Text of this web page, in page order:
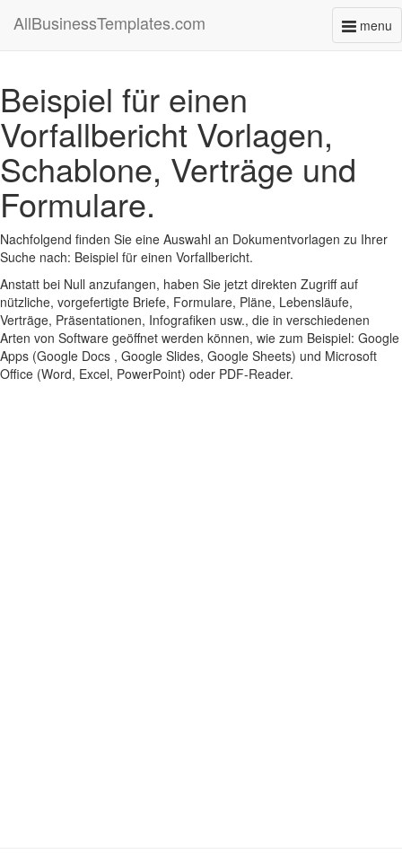
menu
AllBusinessTemplates.com
Beispiel für einen
Vorfallbericht Vorlagen,
Schablone, Verträge und
Formulare.
Nachfolgend finden Sie eine Auswahl an Dokumentvorlagen zu Ihrer
Suche nach: Beispiel für einen Vorfallbericht.
Anstatt bei Null anzufangen, haben Sie jetzt direkten Zugriff auf
nützliche, vorgefertigte Briefe, Formulare, Pläne, Lebensläufe,
Verträge, Präsentationen, Infografiken usw., die in verschiedenen
Arten von Software geöffnet werden können, wie zum Beispiel: Google
Apps (Google Docs , Google Slides, Google Sheets) und Microsoft
Office (Word, Excel, PowerPoint) oder PDF-Reader.